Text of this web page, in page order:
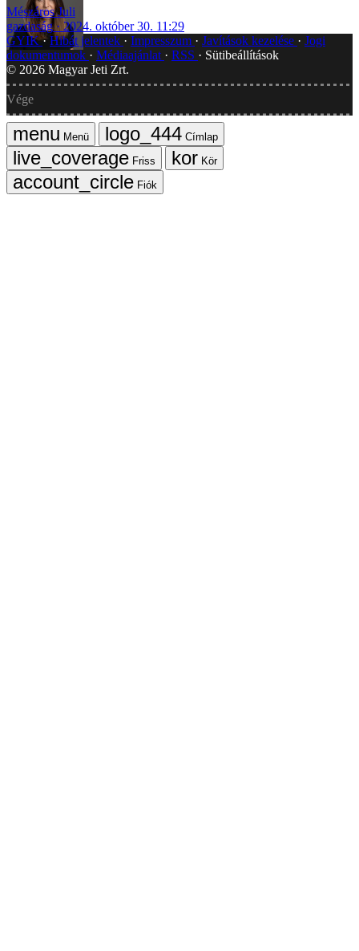
Mészáros Juli
gazdaság
2024. október 30. 11:29
GYIK Hibát jelentek Impresszum Javítások kezelése
Jogi
dokumentumok
Médiaajánlat RSS
Sütibeállítások
© 2026 Magyar Jeti Zrt.
Vége
Menü
Címlap
Friss
Kör
Fiók